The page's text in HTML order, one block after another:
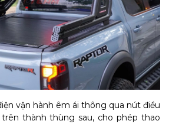
vận hành êm ái thông qua nút điều
thành thùng sau, cho phép thao